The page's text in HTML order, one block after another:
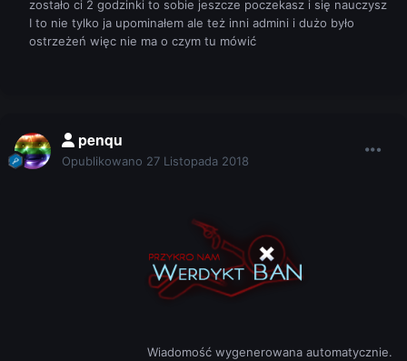
zostało ci 2 godzinki to sobie jeszcze poczekasz i się nauczysz
I to nie tylko ja upominałem ale też inni admini i dużo było
ostrzeżeń więc nie ma o czym tu mówić
penqu
Opublikowano 27 Listopada 2018
Wiadomość wygenerowana automatycznie.